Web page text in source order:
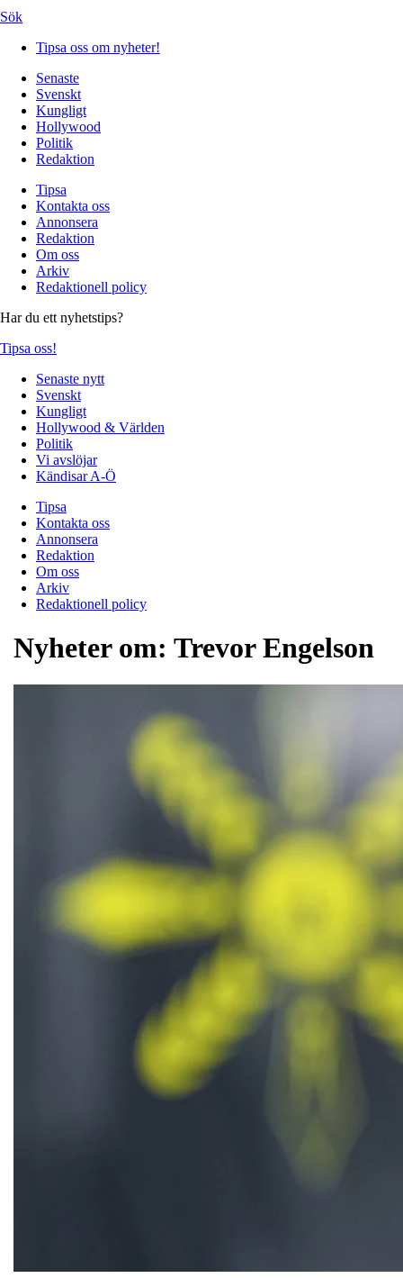
Sök
Tipsa oss om nyheter!
Senaste
Svenskt
Kungligt
Hollywood
Politik
Redaktion
Tipsa
Kontakta oss
Annonsera
Redaktion
Om oss
Arkiv
Redaktionell policy
Har du ett nyhetstips?
Tipsa oss!
Senaste nytt
Svenskt
Kungligt
Hollywood & Världen
Politik
Vi avslöjar
Kändisar A-Ö
Tipsa
Kontakta oss
Annonsera
Redaktion
Om oss
Arkiv
Redaktionell policy
Nyheter om: Trevor Engelson